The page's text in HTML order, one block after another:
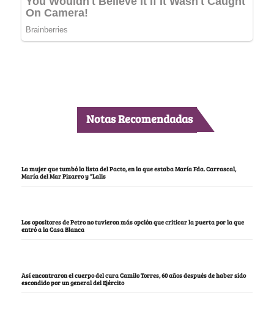
Notas Recomendadas
La mujer que tumbó la lista del Pacto, en la que estaba María Fda. Carrascal,
María del Mar Pizarro y “Lalis
Los opositores de Petro no tuvieron más opción que criticar la puerta por la que
entró a la Casa Blanca
Así encontraron el cuerpo del cura Camilo Torres, 60 años después de haber sido
escondido por un general del Ejército